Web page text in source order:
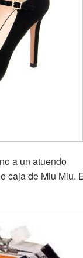
a un atuendo
caja de Miu Miu.